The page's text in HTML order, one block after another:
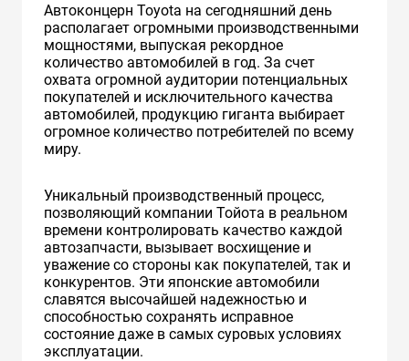
Автоконцерн Toyota на сегодняшний день
располагает огромными производственными
мощностями, выпуская рекордное
количество автомобилей в год. За счет
охвата огромной аудитории потенциальных
покупателей и исключительного качества
автомобилей, продукцию гиганта выбирает
огромное количество потребителей по всему
миру.
Уникальный производственный процесс,
позволяющий компании Тойота в реальном
времени контролировать качество каждой
автозапчасти, вызывает восхищение и
уважение со стороны как покупателей, так и
конкурентов. Эти японские автомобили
славятся высочайшей надежностью и
способностью сохранять исправное
состояние даже в самых суровых условиях
эксплуатации.